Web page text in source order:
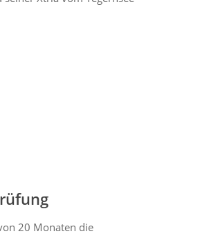
20 Monaten die